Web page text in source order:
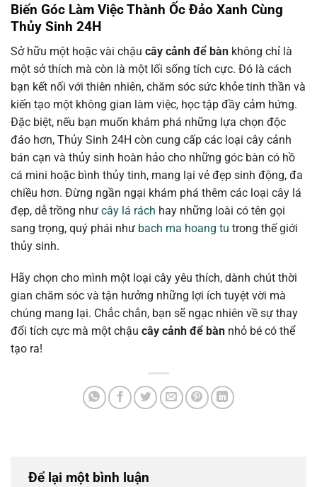
Biến Góc Làm Việc Thành Ốc Đảo Xanh Cùng
Thủy Sinh 24H
Sở hữu một hoặc vài chậu cây cảnh để bàn không chỉ là
một sở thích mà còn là một lối sống tích cực. Đó là cách
bạn kết nối với thiên nhiên, chăm sóc sức khỏe tinh thần và
kiến tạo một không gian làm việc, học tập đầy cảm hứng.
Đặc biệt, nếu bạn muốn khám phá những lựa chọn độc
đáo hơn, Thủy Sinh 24H còn cung cấp các loại cây cảnh
bán cạn và thủy sinh hoàn hảo cho những góc bàn có hồ
cá mini hoặc bình thủy tinh, mang lại vẻ đẹp sinh động, đa
chiều hơn. Đừng ngần ngại khám phá thêm các loại cây lá
đẹp, dễ trồng như cây lá rách hay những loài có tên gọi
sang trọng, quý phái như bach ma hoang tu trong thế giới
thủy sinh.
Hãy chọn cho mình một loại cây yêu thích, dành chút thời
gian chăm sóc và tận hưởng những lợi ích tuyệt vời mà
chúng mang lại. Chắc chắn, bạn sẽ ngạc nhiên về sự thay
đổi tích cực mà một chậu cây cảnh để bàn nhỏ bé có thể
tạo ra!
Để lại một bình luận